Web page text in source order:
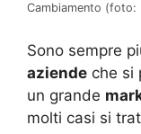
Cambiamento (foto:
Sono sempre
aziende che si
un grande
molti casi si